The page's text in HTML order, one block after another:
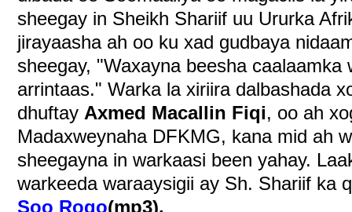
sheegay in Sheikh Shariif uu Ururka
jirayaasha ah oo ku xad gudbaya
sheegay, "Waxayna beesha caalaamka
arrintaas." Warka la xiriira dalbashada
dhuftay Axmed Macallin Fiqi, oo ah
Madaxweynaha DFKMG, kana mid ah
sheegayna in warkaasi been yahay.
warkeeda waraaysigii ay Sh. Shariif ka
Soo Rogo(mp3).